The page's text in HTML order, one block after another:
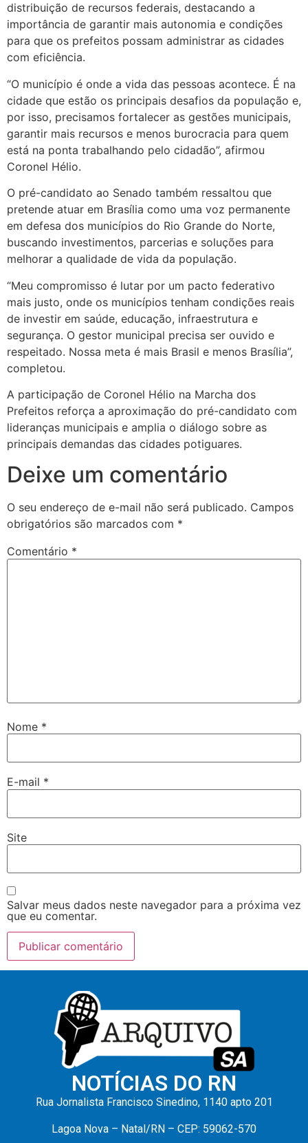
distribuição de recursos federais, destacando a
importância de garantir mais autonomia e condições
para que os prefeitos possam administrar as cidades
com eficiência.
“O município é onde a vida das pessoas acontece. É na
cidade que estão os principais desafios da população e,
por isso, precisamos fortalecer as gestões municipais,
garantir mais recursos e menos burocracia para quem
está na ponta trabalhando pelo cidadão”, afirmou
Coronel Hélio.
O pré-candidato ao Senado também ressaltou que
pretende atuar em Brasília como uma voz permanente
em defesa dos municípios do Rio Grande do Norte,
buscando investimentos, parcerias e soluções para
melhorar a qualidade de vida da população.
“Meu compromisso é lutar por um pacto federativo
mais justo, onde os municípios tenham condições reais
de investir em saúde, educação, infraestrutura e
segurança. O gestor municipal precisa ser ouvido e
respeitado. Nossa meta é mais Brasil e menos Brasília”,
completou.
A participação de Coronel Hélio na Marcha dos
Prefeitos reforça a aproximação do pré-candidato com
lideranças municipais e amplia o diálogo sobre as
principais demandas das cidades potiguares.
Deixe um comentário
O seu endereço de e-mail não será publicado. Campos
obrigatórios são marcados com *
Comentário *
Nome *
E-mail *
Site
Salvar meus dados neste navegador para a próxima vez
que eu comentar.
NOTÍCIAS DO RN
Rua Jornalista Francisco Sinedino, 1140 apto 201
Lagoa Nova – Natal/RN – CEP: 59062-570